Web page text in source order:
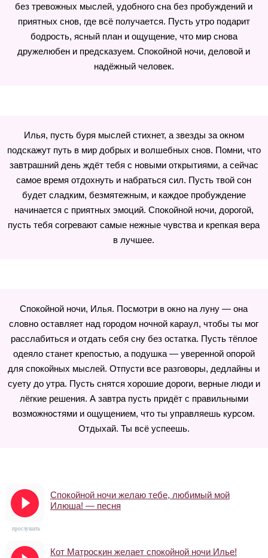
без тревожных мыслей, удобного сна без пробуждений и
приятных снов, где всё получается. Пусть утро подарит
бодрость, ясный план и ощущение, что мир снова
дружелюбен и предсказуем. Спокойной ночи, деловой и
надёжный человек.
Илья, пусть буря мыслей стихнет, а звезды за окном
подскажут путь в мир добрых и волшебных снов. Помни, что
завтрашний день ждёт тебя с новыми открытиями, а сейчас
самое время отдохнуть и набраться сил. Пусть твой сон
будет сладким, безмятежным, и каждое пробуждение
начинается с приятных эмоций. Спокойной ночи, дорогой,
пусть тебя согревают самые нежные чувства и крепкая вера
в лучшее.
Спокойной ночи, Илья. Посмотри в окно на луну — она
словно оставляет над городом ночной караул, чтобы ты мог
расслабиться и отдать себя сну без остатка. Пусть тёплое
одеяло станет крепостью, а подушка — уверенной опорой
для спокойных мыслей. Отпусти все разговоры, дедлайны и
суету до утра. Пусть снятся хорошие дороги, верные люди и
лёгкие решения. А завтра пусть придёт с правильными
возможностями и ощущением, что ты управляешь курсом.
Отдыхай. Ты всё успеешь.
Спокойной ночи желаю тебе, любимый мой
Илюша! — песня
прослушать
Кот Матроскин желает спокойной ночи Илье!